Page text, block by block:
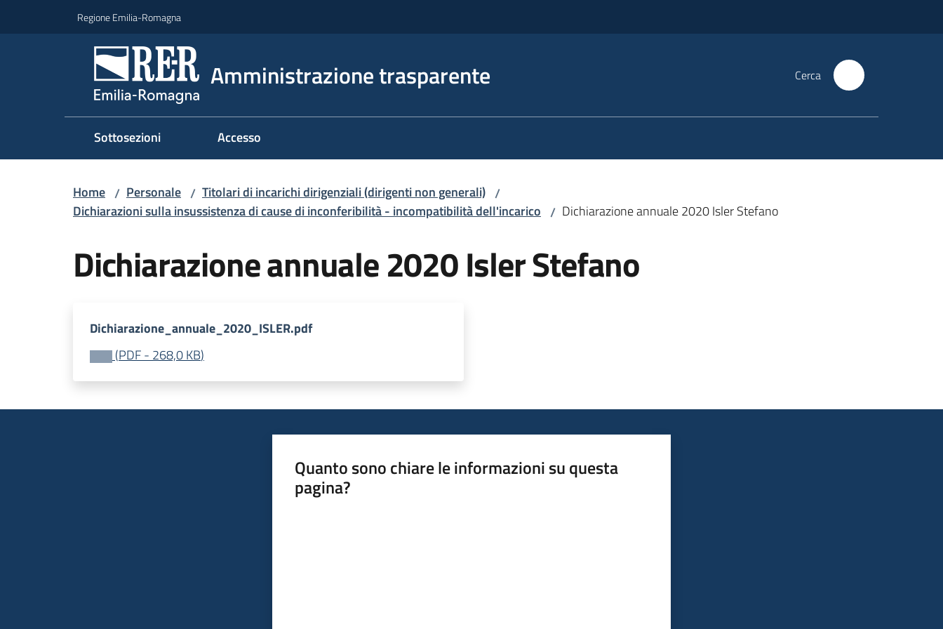
Regione Emilia-Romagna
Amministrazione trasparente Cerca
Sottosezioni Accesso
Home / Personale / Titolari di incarichi dirigenziali (dirigenti non generali) /
Dichiarazioni sulla insussistenza di cause di inconferibilità - incompatibilità dell'incarico / Dichiarazione annuale 2020 Isler Stefano
Dichiarazione annuale 2020 Isler Stefano
Dichiarazione_annuale_2020_ISLER.pdf
(PDF- 268,0 KB)
Quanto sono chiare le informazioni su questa
pagina?